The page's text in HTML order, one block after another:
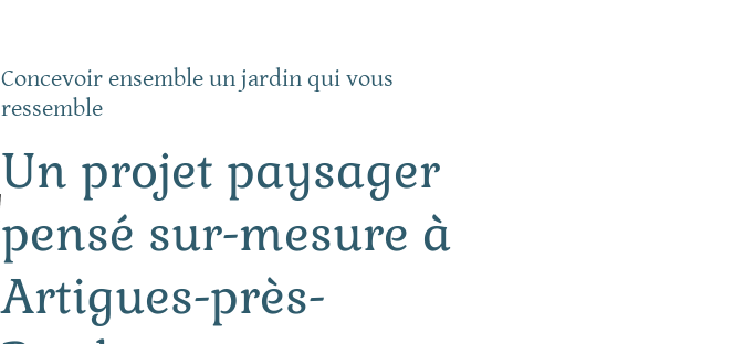
Concevoir ensemble un jardin qui vous
ressemble
Un projet paysager
pensé sur-mesure à
Artigues-près-